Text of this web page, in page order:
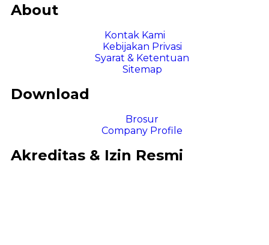
About
Kontak Kami
Kebijakan Privasi
Syarat & Ketentuan
Sitemap
Download
Brosur
Company Profile
Akreditas & Izin Resmi